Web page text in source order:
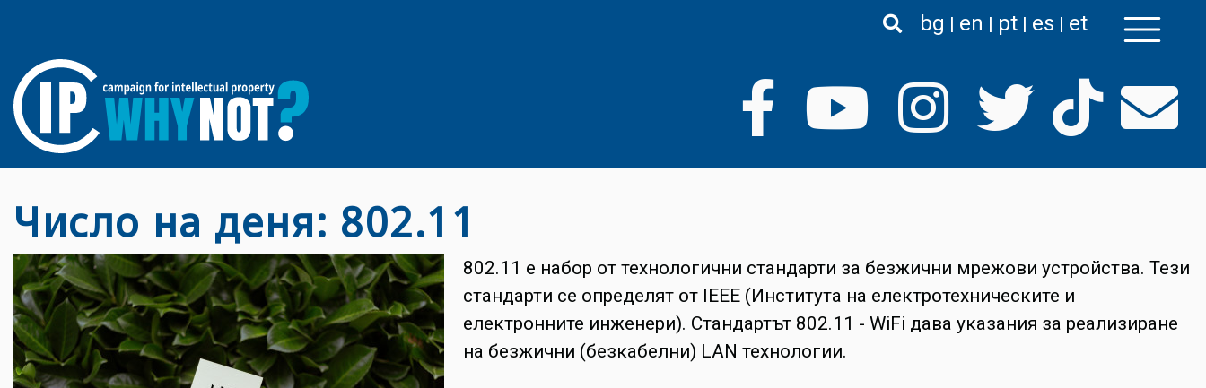
bg en pt es et
Число на деня: 802.11
802.11 е набор от технологични стандарти за безжични мрежови устройства. Тези
стандарти се определят от IEEE (Института на електротехническите и
електронните инженери). Стандартът 802.11 - WiFi дава указания за реализиране
на безжични (безкабелни) LAN технологии.